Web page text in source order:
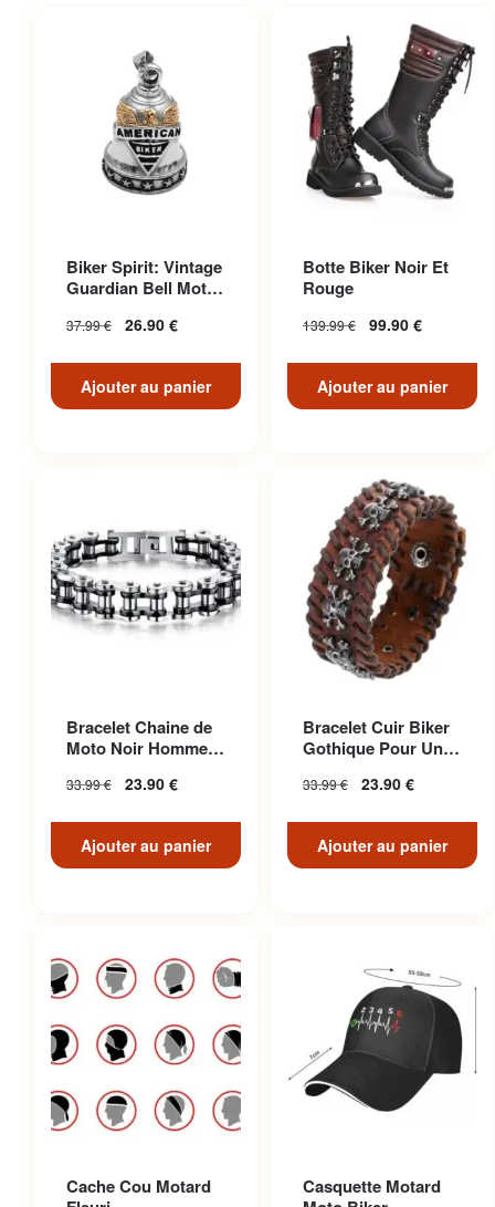
Biker Spirit: Vintage
Guardian Bell Moto
37.99€ 26.90 €
Ajouter au panier
Botte Biker Noir Et
Rouge
139.99€ 99.90 €
Ajouter au panier
Bracelet Chaine de
Moto Noir Homme
33.99€ 23.90 €
Ajouter au panier
Bracelet Cuir Biker
Gothique Pour Un
Unique
33.99€ 23.90 €
Ajouter au panier
Cache Cou Motard
Casquette Motard